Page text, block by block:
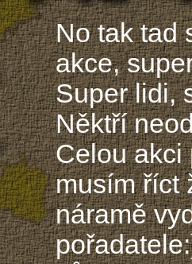
No tak tad
akce,
Super lidi,
Něktří
Celou akci
musím říct
náramě